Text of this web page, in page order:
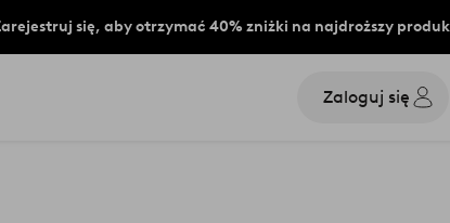
się, aby otrzymać 40% zniżki na najdroższy
Zaloguj się